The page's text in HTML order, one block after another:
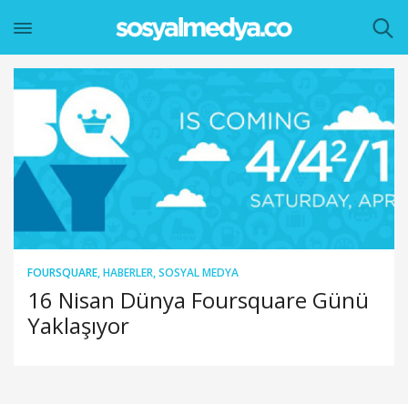
FOURSQUARE,HABERLER,SOSYAL MEDYA
16 Nisan Dünya Foursquare Günü
Yaklaşıyor